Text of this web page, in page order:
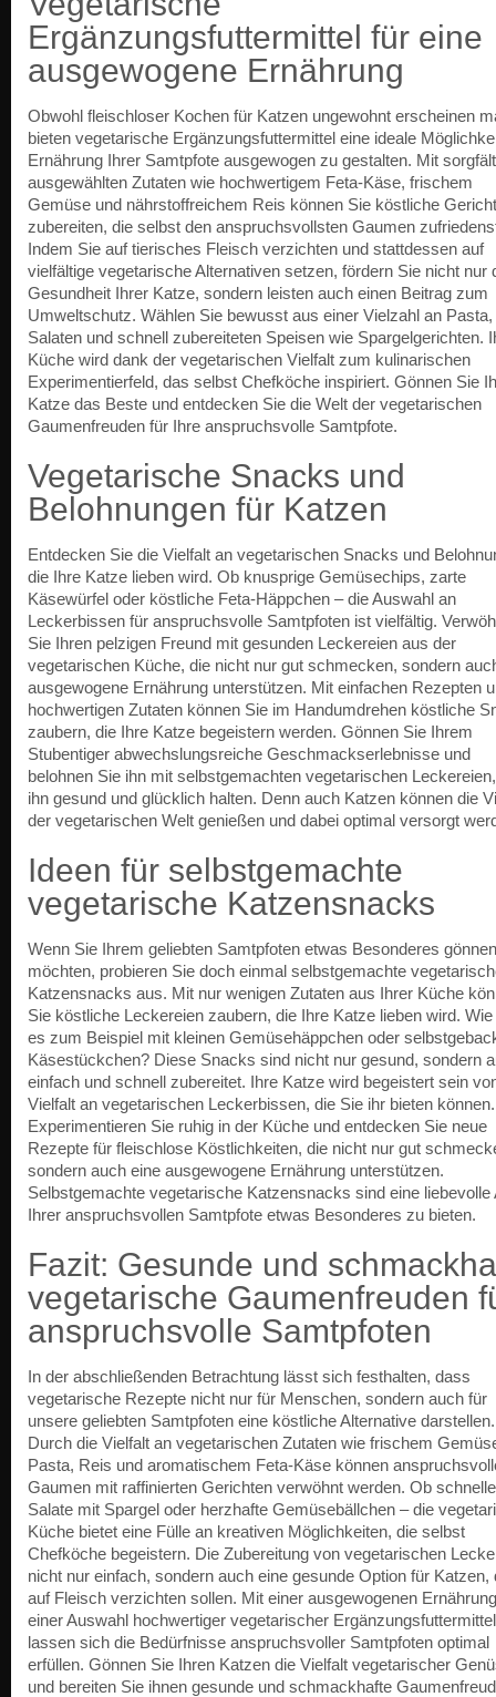
Ergänzungsfuttermittel für eine
ausgewogene Ernährung
Obwohl fleischloser Kochen für Katzen ungewohnt erscheinen
bieten vegetarische Ergänzungsfuttermittel eine ideale
Ernährung Ihrer Samtpfote ausgewogen zu gestalten. Mit
ausgewählten Zutaten wie hochwertigem Feta-Käse, frischem
Gemüse und nährstoffreichem Reis können Sie köstliche
zubereiten, die selbst den anspruchsvollsten Gaumen
Indem Sie auf tierisches Fleisch verzichten und stattdessen auf
vielfältige vegetarische Alternativen setzen, fördern Sie nicht nur
Gesundheit Ihrer Katze, sondern leisten auch einen Beitrag zum
Umweltschutz. Wählen Sie bewusst aus einer Vielzahl an Pasta,
Salaten und schnell zubereiteten Speisen wie Spargelgerichten.
Küche wird dank der vegetarischen Vielfalt zum kulinarischen
Experimentierfeld, das selbst Chefköche inspiriert. Gönnen Sie
Katze das Beste und entdecken Sie die Welt der vegetarischen
Gaumenfreuden für Ihre anspruchsvolle Samtpfote.
Vegetarische Snacks und
Belohnungen für Katzen
Entdecken Sie die Vielfalt an vegetarischen Snacks und
die Ihre Katze lieben wird. Ob knusprige Gemüsechips, zarte
Käsewürfel oder köstliche Feta-Häppchen – die Auswahl an
Leckerbissen für anspruchsvolle Samtpfoten ist vielfältig.
Sie Ihren pelzigen Freund mit gesunden Leckereien aus der
vegetarischen Küche, die nicht nur gut schmecken, sondern
ausgewogene Ernährung unterstützen. Mit einfachen Rezepten
hochwertigen Zutaten können Sie im Handumdrehen köstliche
zaubern, die Ihre Katze begeistern werden. Gönnen Sie Ihrem
Stubentiger abwechslungsreiche Geschmackserlebnisse und
belohnen Sie ihn mit selbstgemachten vegetarischen
ihn gesund und glücklich halten. Denn auch Katzen können die
der vegetarischen Welt genießen und dabei optimal versorgt
Ideen für selbstgemachte
vegetarische Katzensnacks
Wenn Sie Ihrem geliebten Samtpfoten etwas Besonderes gönnen
möchten, probieren Sie doch einmal selbstgemachte
Katzensnacks aus. Mit nur wenigen Zutaten aus Ihrer Küche
Sie köstliche Leckereien zaubern, die Ihre Katze lieben wird.
es zum Beispiel mit kleinen Gemüsehäppchen oder
Käsestückchen? Diese Snacks sind nicht nur gesund, sondern
einfach und schnell zubereitet. Ihre Katze wird begeistert sein
Vielfalt an vegetarischen Leckerbissen, die Sie ihr bieten können.
Experimentieren Sie ruhig in der Küche und entdecken Sie neue
Rezepte für fleischlose Köstlichkeiten, die nicht nur gut
sondern auch eine ausgewogene Ernährung unterstützen.
Selbstgemachte vegetarische Katzensnacks sind eine liebevolle
Ihrer anspruchsvollen Samtpfote etwas Besonderes zu bieten.
Fazit: Gesunde und
vegetarische Gaumenfreuden
anspruchsvolle Samtpfoten
In der abschließenden Betrachtung lässt sich festhalten, dass
vegetarische Rezepte nicht nur für Menschen, sondern auch für
unsere geliebten Samtpfoten eine köstliche Alternative darstellen.
Durch die Vielfalt an vegetarischen Zutaten wie frischem
Pasta, Reis und aromatischem Feta-Käse können
Gaumen mit raffinierten Gerichten verwöhnt werden. Ob schnelle
Salate mit Spargel oder herzhafte Gemüsebällchen – die
Küche bietet eine Fülle an kreativen Möglichkeiten, die selbst
Chefköche begeistern. Die Zubereitung von vegetarischen
nicht nur einfach, sondern auch eine gesunde Option für Katzen,
auf Fleisch verzichten sollen. Mit einer ausgewogenen
einer Auswahl hochwertiger vegetarischer Ergänzungsfuttermittel
lassen sich die Bedürfnisse anspruchsvoller Samtpfoten optimal
erfüllen. Gönnen Sie Ihren Katzen die Vielfalt vegetarischer
und bereiten Sie ihnen gesunde und schmackhafte